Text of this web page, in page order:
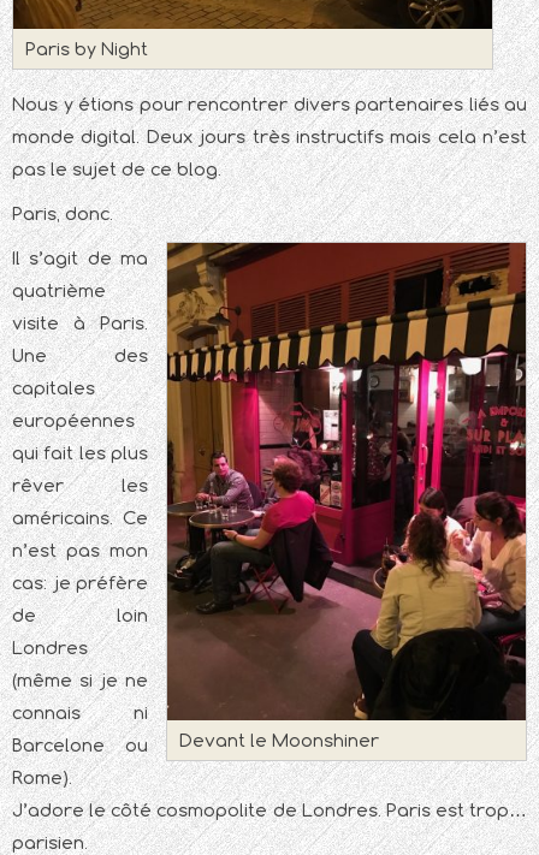
Paris by Night
Nous y étions pour rencontrer divers partenaires liés au
monde digital. Deux jours très instructifs mais cela n’est
pas le sujet de ce blog.
Paris, donc.
Devant le Moonshiner
Il s’agit de ma
quatrième
visite à Paris.
Une des
capitales
européennes
qui fait les plus
rêver les
américains. Ce
n’est pas mon
cas: je préfère
de loin
Londres
(même si je ne
connais ni
Barcelone ou
Rome).
J’adore le côté cosmopolite de Londres. Paris est trop…
parisien.